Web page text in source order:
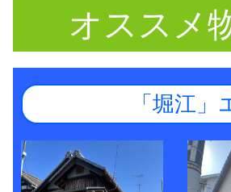
オススメ
「堀江